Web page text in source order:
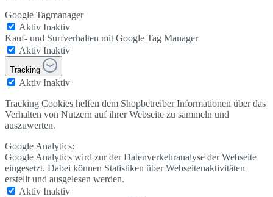
Google Tagmanager
Aktiv Inaktiv
Kauf- und Surfverhalten mit Google Tag Manager
Aktiv Inaktiv
Tracking
Aktiv Inaktiv
Tracking Cookies helfen dem Shopbetreiber Informationen über das
Verhalten von Nutzern auf ihrer Webseite zu sammeln und
auszuwerten.
Google Analytics:
Google Analytics wird zur der Datenverkehranalyse der Webseite
eingesetzt. Dabei können Statistiken über Webseitenaktivitäten
erstellt und ausgelesen werden.
Aktiv Inaktiv